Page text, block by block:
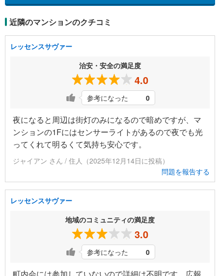
近隣のマンションのクチコミ
レッセンスサヴァー
治安・安全の満足度
4.0
参考になった 0
夜になると周辺は街灯のみになるので暗めですが、マ
ンションの1Fにはセンサーライトがあるので夜でも光
ってくれて明るくて気持ち安心です。
ジャイアン さん / 住人（2025年12月14日に投稿）
問題を報告する
レッセンスサヴァー
地域のコミュニティの満足度
3.0
参考になった 0